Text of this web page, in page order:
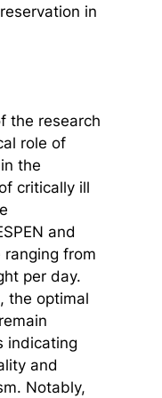
in
the research
role of
the
critically ill
and
ranging from
per day.
the optimal
indicating
and
Notably,